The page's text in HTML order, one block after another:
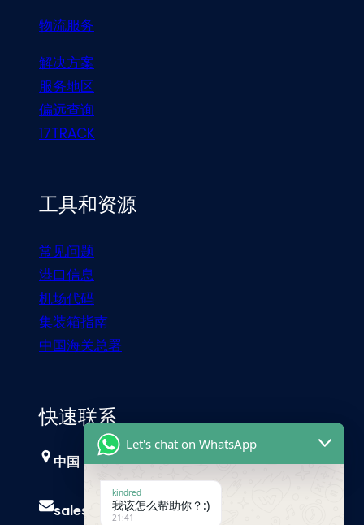
物流服务
解决方案
服务地区
偏远查询
17TRACK
工具和资源
常见问题
港口信息
机场代码
集装箱指南
中国海关总署
快速联系
中国，广州
sales@trust-freight.com
Let's chat on WhatsApp
kindred
我该怎么帮助你？:)
21:41